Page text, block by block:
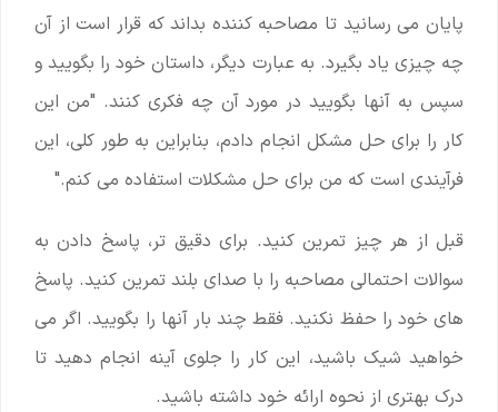
پایان می رسانید تا مصاحبه کننده بداند که قرار است از آن
چه چیزی یاد بگیرد. به عبارت دیگر، داستان خود را بگویید و
سپس به آنها بگویید در مورد آن چه فکری کنند. "من این
کار را برای حل مشکل انجام دادم، بنابراین به طور کلی، این
فرآیندی است که من برای حل مشکلات استفاده می کنم."
قبل از هر چیز تمرین کنید. برای دقیق تر، پاسخ دادن به
سوالات احتمالی مصاحبه را با صدای بلند تمرین کنید. پاسخ
های خود را حفظ نکنید. فقط چند بار آنها را بگویید. اگر می
خواهید شیک باشید، این کار را جلوی آینه انجام دهید تا
درک بهتری از نحوه ارائه خود داشته باشید.